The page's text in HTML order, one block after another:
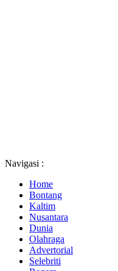
Navigasi :
Home
Bontang
Kaltim
Nusantara
Dunia
Olahraga
Advertorial
Selebriti